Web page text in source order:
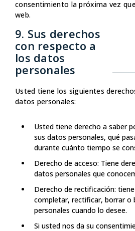
consentimiento la próxima vez
web.
9. Sus derechos
con respecto a
los datos
personales
Usted tiene los siguientes
datos personales:
Usted tiene derecho a saber
sus datos personales, qué
durante cuánto tiempo se
Derecho de acceso: Tiene
datos personales que
Derecho de rectificación:
completar, rectificar, borrar o
personales cuando lo desee.
Si usted nos da su